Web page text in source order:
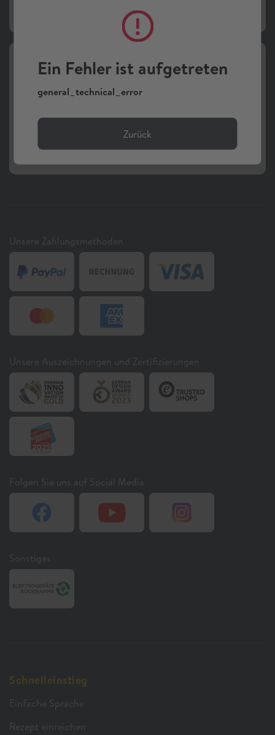
Online-Zugang einrichten
Kontaktmöglichkeiten
Verschiedene Kontaktmöglichkeiten um unseren
Kundenservice zu erreichen.
Unsere Zahlungsmethoden
Unsere Auszeichnungen und Zertifizierungen
Folgen Sie uns auf Social Media
Sonstiges
Schnelleinstieg
Einfache Sprache
Rezept einreichen
Ein Fehler ist aufgetreten
general_technical_error
Zurück